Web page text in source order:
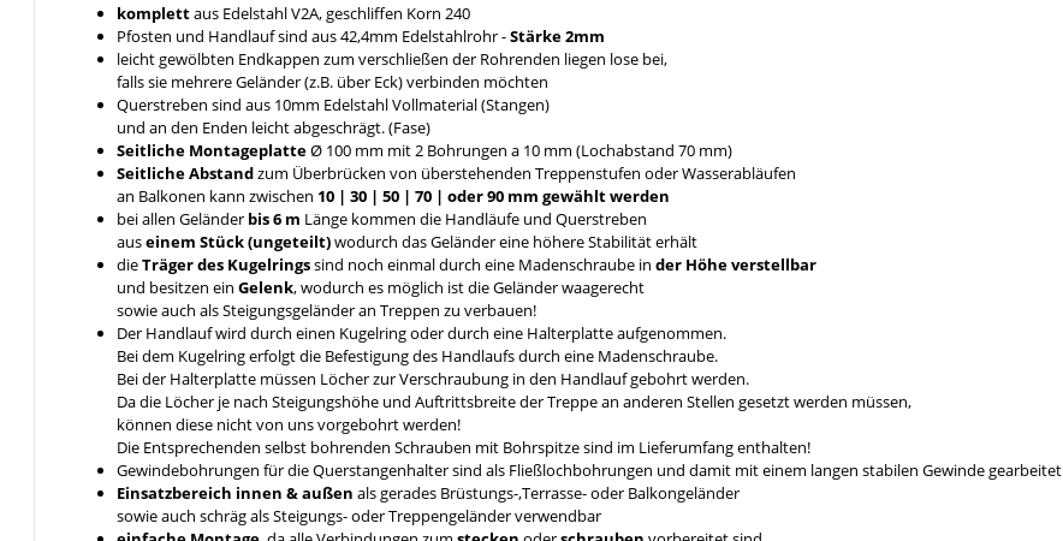
komplettaus Edelstahl V2A, geschliffen Korn 240
Pfosten und Handlauf sind aus 42,4mm Edelstahlrohr -Stärke 2mm
leicht gewölbten Endkappen zum verschließen der Rohrenden liegen lose bei,
falls sie mehrere Geländer (z.B. über Eck) verbinden möchten
Querstreben sind aus 10mm Edelstahl Vollmaterial (Stangen)
und an den Enden leicht abgeschrägt. (Fase)
Seitliche MontageplatteØ 100 mm mit 2 Bohrungen a 10 mm (Lochabstand 70 mm)
Seitliche Abstandzum Überbrücken von überstehenden Treppenstufen oder Wasserabläufen
an Balkonen kann zwischen 10 | 30 | 50 | 70 | oder 90 mm gewählt werden
bei allen Geländer bis 6 m Länge kommen die Handläufe und Querstreben
auseinem Stück (ungeteilt)wodurch das Geländer eine höhere Stabilität erhält
dieTräger des Kugelringssind noch einmal durch eine Madenschraube in der Höhe verstellbar
und besitzen ein Gelenk, wodurch es möglich ist die Geländer waagerecht
sowie auch als Steigungsgeländer an Treppen zu verbauen!
Der Handlauf wird durch einen Kugelring oder durch eine Halterplatte aufgenommen.
Bei dem Kugelring erfolgt die Befestigung des Handlaufs durch eine Madenschraube.
Bei der Halterplatte müssen Löcher zur Verschraubung in den Handlauf gebohrt werden.
Da die Löcher je nach Steigungshöhe und Auftrittsbreite der Treppe an anderen Stellen gesetzt werden müssen,
können diese nicht von uns vorgebohrt werden!
Die Entsprechenden selbst bohrenden Schrauben mit Bohrspitze sind im Lieferumfang enthalten!
Gewindebohrungen für die Querstangenhalter sind als Fließlochbohrungen und damit mit einem langen stabilen Gewinde gearbeitet
Einsatzbereich innen & außen als gerades Brüstungs-,Terrasse- oder Balkongeländer
sowie auch schräg als Steigungs- oder Treppengeländer verwendbar